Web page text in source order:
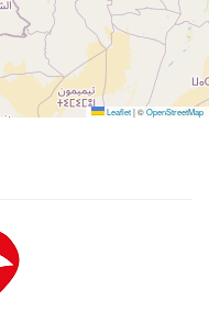
Leaflet|©OpenStreetMap